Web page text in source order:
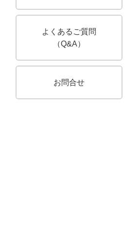
よくあるご質問
（Q&Aキューアンドエー
）
お問合せ